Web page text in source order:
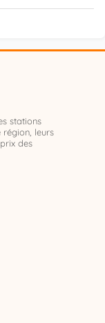
stations
région, leurs
des